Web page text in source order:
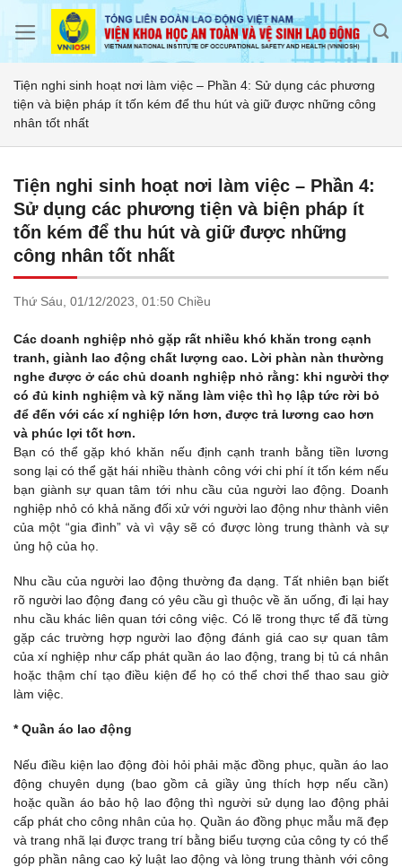
Tiện nghi sinh hoạt nơi làm việc – Phần 4: Sử dụng các phương
tiện và biện pháp ít tốn kém để thu hút và giữ được những công
nhân tốt nhất
Tiện nghi sinh hoạt nơi làm việc – Phần 4:
Sử dụng các phương tiện và biện pháp ít
tốn kém để thu hút và giữ được những
công nhân tốt nhất
Thứ Sáu, 01/12/2023, 01:50 Chiều
Các doanh nghiệp nhỏ gặp rất nhiều khó khăn trong cạnh
tranh, giành lao động chất lượng cao. Lời phàn nàn thường
nghe được ở các chủ doanh nghiệp nhỏ rằng: khi người thợ
có đủ kinh nghiệm và kỹ năng làm việc thì họ lập tức rời bỏ
để đến với các xí nghiệp lớn hơn, được trả lương cao hơn
và phúc lợi tốt hơn.
Bạn có thể gặp khó khăn nếu định cạnh tranh bằng tiền lương
song lại có thể gặt hái nhiều thành công với chi phí ít tốn kém nếu
bạn giành sự quan tâm tới nhu cầu của người lao động. Doanh
nghiệp nhỏ có khả năng đối xử với người lao động như thành viên
của một “gia đình” và vì vậy sẽ có được lòng trung thành và sự
ủng hộ của họ.
Nhu cầu của người lao động thường đa dạng. Tất nhiên bạn biết
rõ người lao động đang có yêu cầu gì thuộc về ăn uống, đi lại hay
nhu cầu khác liên quan tới công việc. Có lẽ trong thực tế đã từng
gặp các trường hợp người lao động đánh giá cao sự quan tâm
của xí nghiệp như cấp phát quần áo lao động, trang bị tủ cá nhân
hoặc thậm chí tạo điều kiện để họ có thể chơi thể thao sau giờ
làm việc.
* Quần áo lao động
Nếu điều kiện lao động đòi hỏi phải mặc đồng phục, quần áo lao
động chuyên dụng (bao gồm cả giầy ủng thích hợp nếu cần)
hoặc quần áo bảo hộ lao động thì người sử dụng lao động phải
cấp phát cho công nhân của họ. Quần áo đồng phục mẫu mã đẹp
và trang nhã lại được trang trí bằng biểu tượng của công ty có thể
góp phần nâng cao kỷ luật lao động và lòng trung thành với công